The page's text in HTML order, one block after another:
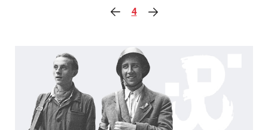
4